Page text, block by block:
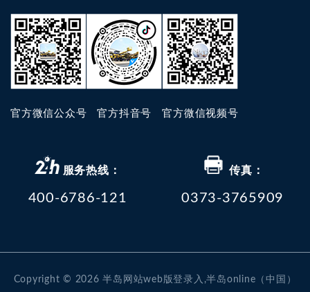
官方微信公众号 官方抖音号 官方微信视频号
服务热线：
400-6786-121
传真：
0373-3765909
Copyright © 2026 半岛网站web版登录入,半岛online（中国）